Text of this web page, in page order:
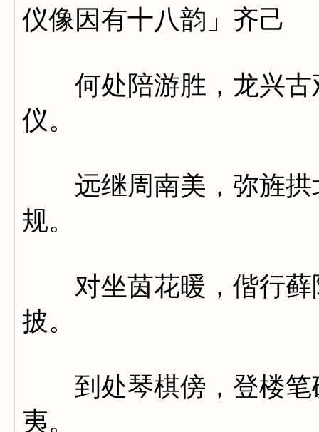
仪像因有十八韵」齐己
何处陪游胜，龙兴古
仪。
远继周南美，弥旌拱
规。
对坐茵花暖，偕行藓
披。
到处琴棋傍，登楼笔
夷。